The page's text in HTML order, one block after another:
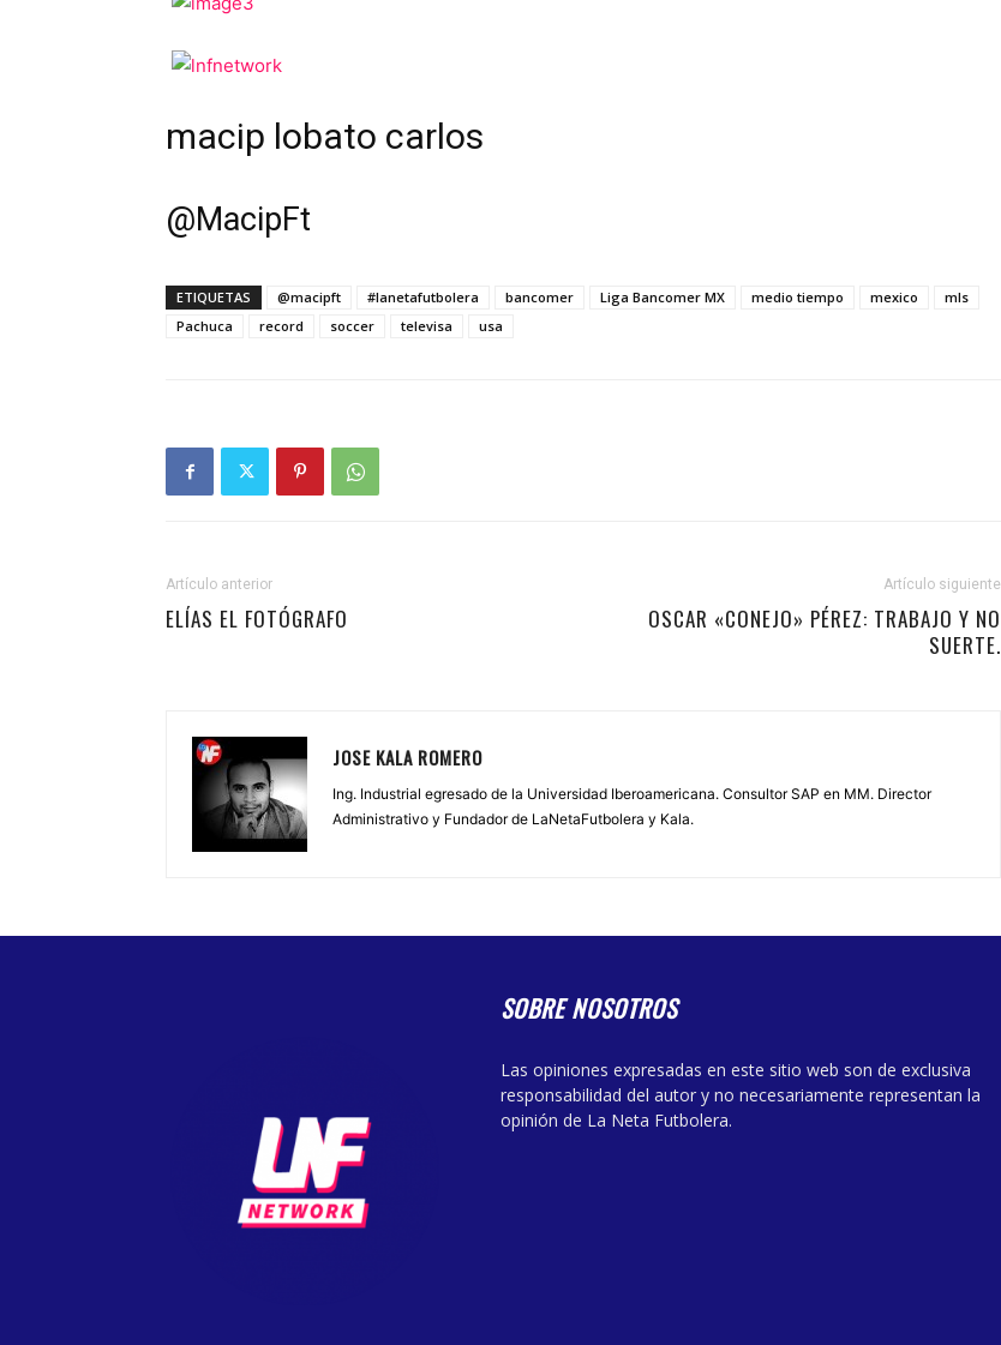
macip lobato carlos
@MacipFt
ETIQUETAS @macipft #lanetafutbolera bancomer Liga Bancomer MX medio tiempo mexico
mls
Pachuca
record soccer televisa usa
Artículo anterior
ELÍAS EL FOTÓGRAFO
Artículo siguiente
OSCAR «CONEJO» PÉREZ: TRABAJO Y NO
SUERTE.
JOSE KALA ROMERO
Ing. Industrial egresado de la Universidad Iberoamericana. Consultor SAP en MM. Director
Administrativo y Fundador de LaNetaFutbolera y Kala.
SOBRE NOSOTROS
Las opiniones expresadas en este sitio web son de exclusiva
responsabilidad del autor y no necesariamente representan la
opinión de La Neta Futbolera.